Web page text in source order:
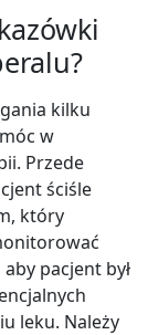
kilku
w
Przede
ściśle
który
pacjent był
leku. Należy